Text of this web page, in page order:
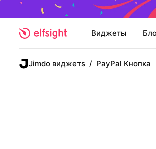
Виджеты
Jimdo виджетs / PayPal Кнопка